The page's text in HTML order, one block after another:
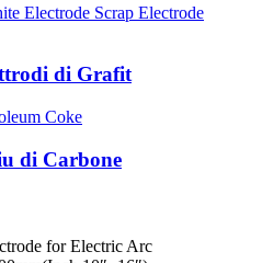
di Grafit
di Carbone